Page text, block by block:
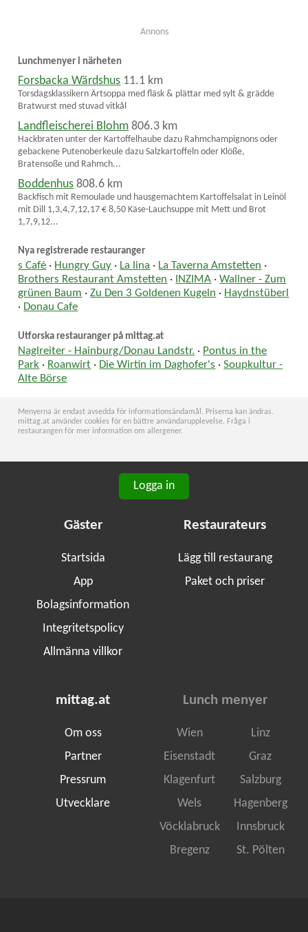
Annons
Lunchmenyer i närheten
Forsbacka Wärdshus 11.1 km
Torsdagsklassikern Ärtsoppa med fläsk & plättar med sylt & grädde
Bratwurst med stuvad vitkål
Landfleischerei Blohm 806.3 km
Hackbraten unter der Kartoffelhaube dazu Rahmchampignons oder
gebackene Putenoberkeule dazu Salzkartoffeln oder Klöße,
Bratensoße und Rahmch...
Boddenhus 808.6 km
Backfisch mit Remoulade und hausgemachtem Kartoffelsalat in Leinöl
mit Dill 1,3,4,7,12,17 € 8,50 Käse-Lauchsuppe mit Mett und Brot
1,7,9,12...
Nya registrerade restauranger
s Café · Hungry Guy · La lina · La Taverna Amstetten ·
Brothers Restaurant Amstetten · INZIMA ·Wallner - Zum
grünen Baum ·Zu Den 3 Goldenen Kugeln · Haydnstüberl
· Donau Cafe
Utforska restauranger på mittag.at
Naglreiter - Hainburg/Donau Landstr. · Pontus in the
Park · Roanwirt · Die Wirtin im Daghofer's ·Soupkultur -
Alte Börse
Menyerna är endast avsedda för informationsändamål. Priserna kan ändras.
mittag.at använder cookies för en bättre användarupplevelse. Fråga i
restaurangen för mer information om allergener.
Logga in
Gäster
Startsida
App
Bolagsinformation
Integritetspolicy
Allmänna villkor
Restaurateurs
Lägg till restaurang
Paket och priser
mittag.at
Om oss
Partner
Pressrum
Utvecklare
Lunch menyer
Wien
Linz
Eisenstadt
Graz
Klagenfurt
Salzburg
Wels
Hagenberg
Vöcklabruck
Innsbruck
Bregenz
St. Pölten